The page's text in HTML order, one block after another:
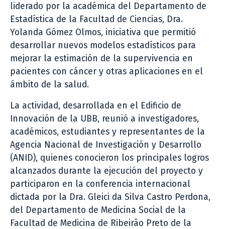
liderado por la académica del Departamento de
Estadística de la Facultad de Ciencias, Dra.
Yolanda Gómez Olmos, iniciativa que permitió
desarrollar nuevos modelos estadísticos para
mejorar la estimación de la supervivencia en
pacientes con cáncer y otras aplicaciones en el
ámbito de la salud.
La actividad, desarrollada en el Edificio de
Innovación de la UBB, reunió a investigadores,
académicos, estudiantes y representantes de la
Agencia Nacional de Investigación y Desarrollo
(ANID), quienes conocieron los principales logros
alcanzados durante la ejecución del proyecto y
participaron en la conferencia internacional
dictada por la Dra. Gleici da Silva Castro Perdona,
del Departamento de Medicina Social de la
Facultad de Medicina de Ribeirão Preto de la